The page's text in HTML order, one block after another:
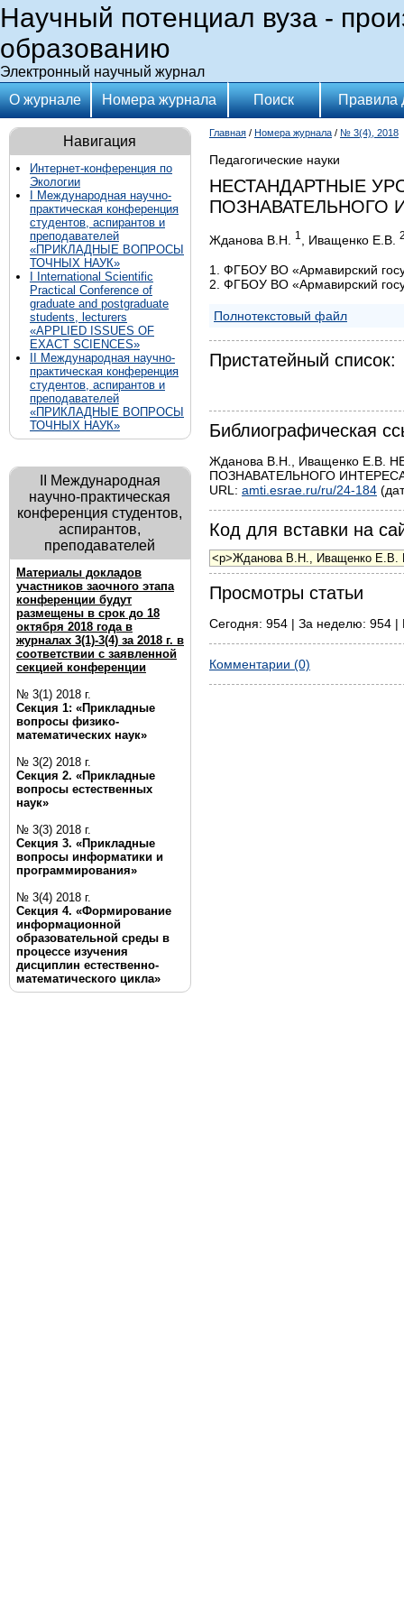
Научный потенциал вуза -
образованию
Электронный научный журнал
О журнале
Номера журнала Поиск Правила
Навигация
Интернет-конференция по
Экологии
I Международная научно-
практическая конференция
студентов, аспирантов и
преподавателей
«ПРИКЛАДНЫЕ ВОПРОСЫ
ТОЧНЫХ НАУК»
I International Scientific
Practical Conference of
graduate and postgraduate
students, lecturers
«APPLIED ISSUES OF
EXACT SCIENCES»
II Международная научно-
практическая конференция
студентов, аспирантов и
преподавателей
«ПРИКЛАДНЫЕ ВОПРОСЫ
ТОЧНЫХ НАУК»
II Международная
научно-практическая
конференция студентов,
аспирантов,
преподавателей
Материалы докладов
участников заочного этапа
конференции будут
размещены в срок до 18
октября 2018 года в
журналах 3(1)-3(4) за 2018 г. в
соответствии с заявленной
секцией конференции
№ 3(1) 2018 г.
Секция 1: «Прикладные
вопросы физико-
математических наук»
№ 3(2) 2018 г.
Секция 2. «Прикладные
вопросы естественных
наук»
№ 3(3) 2018 г.
Секция 3. «Прикладные
вопросы информатики и
программирования»
№ 3(4) 2018 г.
Секция 4. «Формирование
информационной
образовательной среды в
процессе изучения
дисциплин естественно-
математического цикла»
Главная / Номера журнала / № 3(4), 2018
Педагогические науки
НЕСТАНДАРТНЫЕ
ПОЗНАВАТЕЛЬНОГО
Жданова В.Н. 1 , Иващенко Е.В.
1. ФГБОУ ВО «Армавирский
2. ФГБОУ ВО «Армавирский
Полнотекстовый файл
Пристатейный список:
Библиографическая
Жданова В.Н., Иващенко
ПОЗНАВАТЕЛЬНОГО ИНТЕРЕСА //
URL: amti.esrae.ru/ru/24-184
Код для вставки на
Просмотры статьи
Сегодня: 954 | За неделю: 954 |
Комментарии (0)